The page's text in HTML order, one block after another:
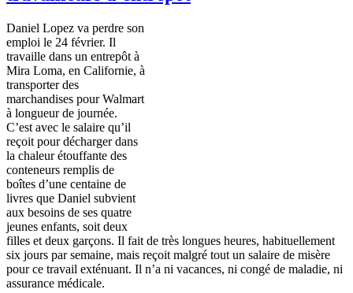
Daniel Lopez va perdre son
emploi le 24 février. Il
travaille dans un entrepôt à
Mira Loma, en Californie, à
transporter des
marchandises pour Walmart
à longueur de journée.
C’est avec le salaire qu’il
reçoit pourdécharger dans
la chaleur étouffante des
conteneurs remplis de
boîtes d’une centaine de
livres que Daniel subvient
aux besoins de ses quatre
jeunes enfants, soit deux
filles et deux garçons. Il fait de très longues heures, habituellement
six jours parsemaine, mais reçoit malgré tout un salaire de misère
pource travail exténuant. Il n’a ni vacances, ni congé de maladie, ni
assurance médicale.